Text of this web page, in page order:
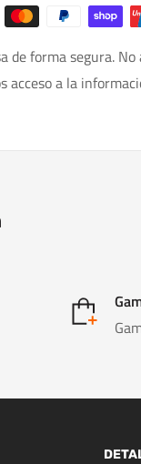
de forma segura.
a la